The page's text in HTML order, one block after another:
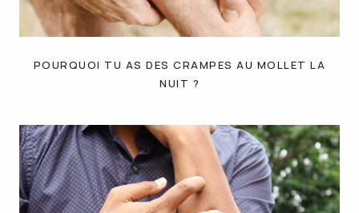
POURQUOI TU AS DES CRAMPES AU MOLLET LA
NUIT ?